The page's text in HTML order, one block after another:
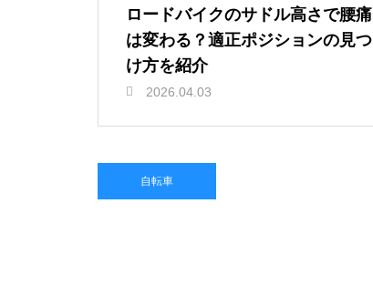
ロードバイクのサドル高さで腰痛
は変わる？適正ポジションの見つ
け方を紹介
2026.04.03
自転車